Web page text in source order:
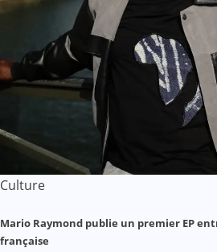
Culture
Mario Raymond publie un premier EP
française